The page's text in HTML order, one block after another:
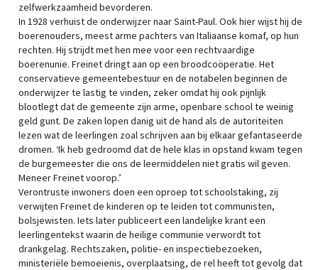
zelfwerkzaamheid bevorderen.
In 1928 verhuist de onderwijzer naar Saint-Paul. Ook hier wijst hij de
boerenouders, meest arme pachters van Italiaanse komaf, op hun
rechten. Hij strijdt met hen mee voor een rechtvaardige
boerenunie. Freinet dringt aan op een broodcoöperatie. Het
conservatieve gemeentebestuur en de notabelen beginnen de
onderwijzer te lastig te vinden, zeker omdat hij ook pijnlijk
blootlegt dat de gemeente zijn arme, openbare school te weinig
geld gunt. De zaken lopen danig uit de hand als de autoriteiten
lezen wat de leerlingen zoal schrijven aan bij elkaar gefantaseerde
dromen. ‘Ik heb gedroomd dat de hele klas in opstand kwam tegen
de burgemeester die ons de leermiddelen niet gratis wil geven.
Meneer Freinet voorop.’
Verontruste inwoners doen een oproep tot schoolstaking, zij
verwijten Freinet de kinderen op te leiden tot communisten,
bolsjewisten. Iets later publiceert een landelijke krant een
leerlingentekst waarin de heilige communie verwordt tot
drankgelag. Rechtszaken, politie- en inspectiebezoeken,
ministeriële bemoeienis, overplaatsing, de rel heeft tot gevolg dat